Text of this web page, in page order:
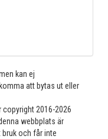
kan ej
att bytas ut eller
2016-2026
webbplats är
och får inte